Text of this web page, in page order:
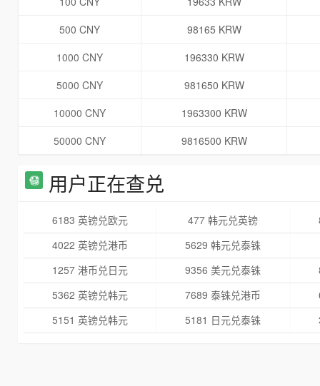
500 CNY
98165 KRW
1000 CNY
196330 KRW
5000 CNY
981650 KRW
10000 CNY
1963300 KRW
50000 CNY
9816500 KRW
用户正在查兑
6183 英镑兑欧元 477 韩元兑英镑
4022 英镑兑港币
5629 韩元兑泰铢
1257 港币兑日元
9356 美元兑泰铢
5362 英镑兑韩元
7689 泰铢兑港币
5151 英镑兑韩元
5181 日元兑泰铢